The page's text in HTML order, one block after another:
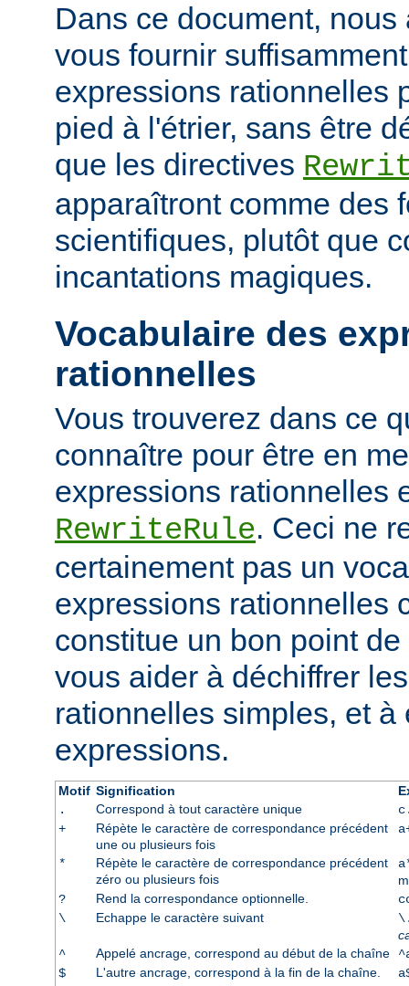
Dans ce document,
vous fournir
expressions rationnelles
pied à l'étrier, sans être
que les directives
apparaîtront comme des
scientifiques, plutôt que
incantations magiques.
Vocabulaire des
rationnelles
Vous trouverez dans ce
connaître pour être en
expressions rationnelles
RewriteRule. Ceci ne
certainement pas un
expressions rationnelles
constitue un bon point
vous aider à déchiffrer
rationnelles simples, et à
expressions.
Motif Signification
.
Correspond à tout caractère unique
+
Répète le caractère de correspondance précédent
une ou plusieurs fois
*
Répète le caractère de correspondance précédent
zéro ou plusieurs fois
?
Rend la correspondance optionnelle.
\
Echappe le caractère suivant
^
Appelé ancrage, correspond au début de la chaîne
$
L'autre ancrage, correspond à la fin de la chaîne.